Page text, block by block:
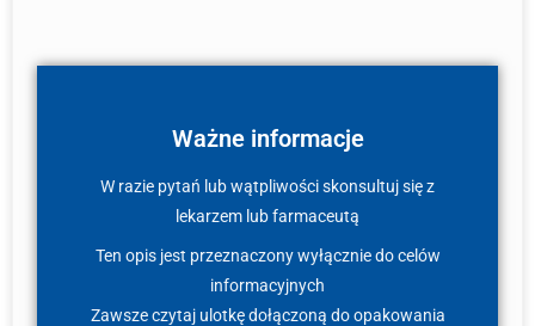
Ważne informacje
W razie pytań lub wątpliwości skonsultuj się z
lekarzem lub farmaceutą
Ten opis jest przeznaczony wyłącznie do celów
informacyjnych
Zawsze czytaj ulotkę dołączoną do opakowania